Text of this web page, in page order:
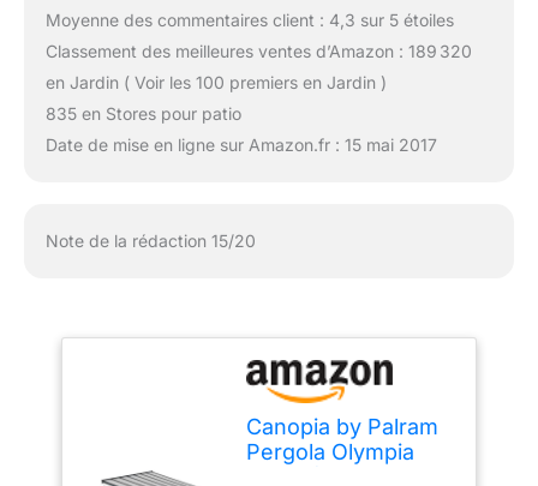
Moyenne des commentaires client : 4,3 sur 5 étoiles
Classement des meilleures ventes d’Amazon : 189 320
en Jardin ( Voir les 100 premiers en Jardin )
835 en Stores pour patio
Date de mise en ligne sur Amazon.fr : 15 mai 2017
Note de la rédaction 15/20
Canopia by Palram
Pergola Olympia